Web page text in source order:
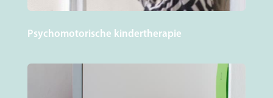
Psychomotorische kindertherapie